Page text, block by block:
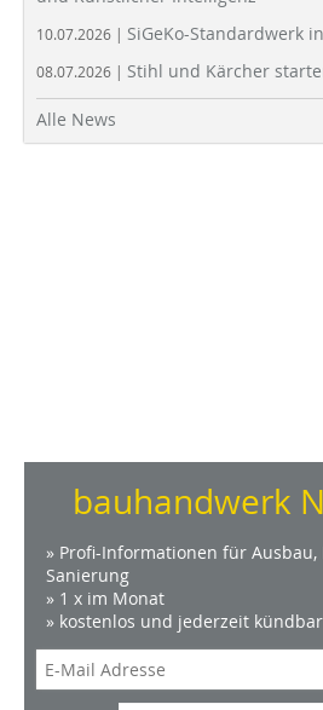
10.07.2026 | SiGeKo-Standardwerk
08.07.2026 | Stihl und Kärcher
Alle News
bauhandwerk
» Profi-Informationen für
Sanierung
» 1 x im Monat
» kostenlos und jederzeit kündbar